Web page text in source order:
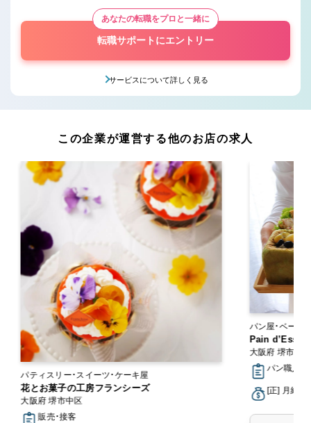
あなたの転職をプロと一緒に
転職サポートにエントリー
サービスについて詳しく見る
この企業が運営する他のお店の求人
パティスリー・スイーツ・ケーキ屋
花とお菓子の工房フランシーズ
大阪府 堺市中区
販売・接客
パン屋・ベーカ
Pain d’Esse（
大阪府 堺市中区
パン職人・
[正] 月給